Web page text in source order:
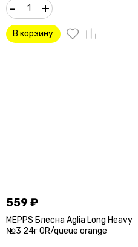
– +
В корзину
559₽
MEPPS Блесна Aglia Long Heavy
№3 24г OR/queue orange